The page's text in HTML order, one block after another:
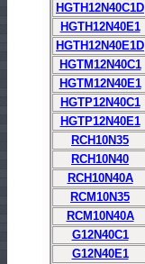
HGTH12N40C1D
HGTH12N40E1
HGTH12N40E1D
HGTM12N40C1
HGTM12N40E1
HGTP12N40C1
HGTP12N40E1
RCH10N35
RCH10N40
RCH10N40A
RCM10N35
RCM10N40A
G12N40C1
G12N40E1